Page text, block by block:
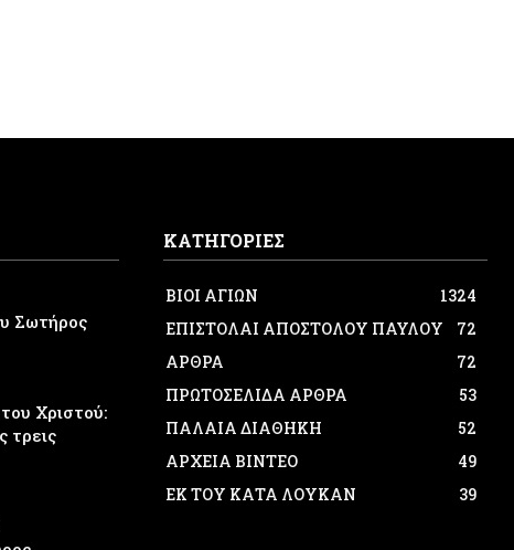
Σωτήρος
Χριστού:
τρεις
ΚΑΤΗΓΟΡΙΕΣ
ΒΙΟΙ ΑΓΙΩΝ
1324
ΕΠΙΣΤΟΛΑΙ ΑΠΟΣΤΟΛΟΥ ΠΑΥΛΟΥ
72
ΑΡΘΡΑ
72
ΠΡΩΤΟΣΕΛΙΔΑ ΑΡΘΡΑ
53
ΠΑΛΑΙΑ ΔΙΑΘΗΚΗ
52
ΑΡΧΕΙΑ ΒΙΝΤΕΟ
49
ΕΚ ΤΟΥ ΚΑΤΑ ΛΟΥΚΑΝ
39